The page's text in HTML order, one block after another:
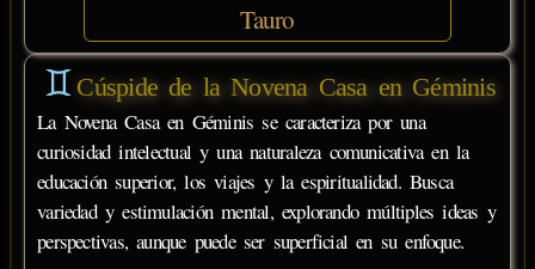
Tauro
Cúspide de la Novena Casa en Géminis
La Novena Casa en Géminis se caracteriza por una
curiosidad intelectual y una naturaleza comunicativa en la
educación superior, los viajes y la espiritualidad. Busca
variedad y estimulación mental, explorando múltiples ideas y
perspectivas, aunque puede ser superficial en su enfoque.